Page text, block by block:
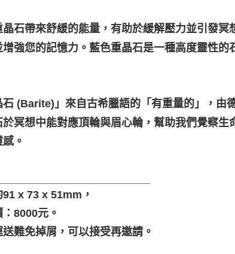
晶石帶來舒緩的能量，有助於緩解壓力並引發
增強您的記憶力。藍色重晶石是一種高度靈性
石 (Barite)」來自古希臘語的「有重量的」，由
於冥想中能對應頂輪與眉心輪，幫助我們覺察
。
91 x 73 x 51mm，
8000元。
難免掉屑，可以接受再邀請。